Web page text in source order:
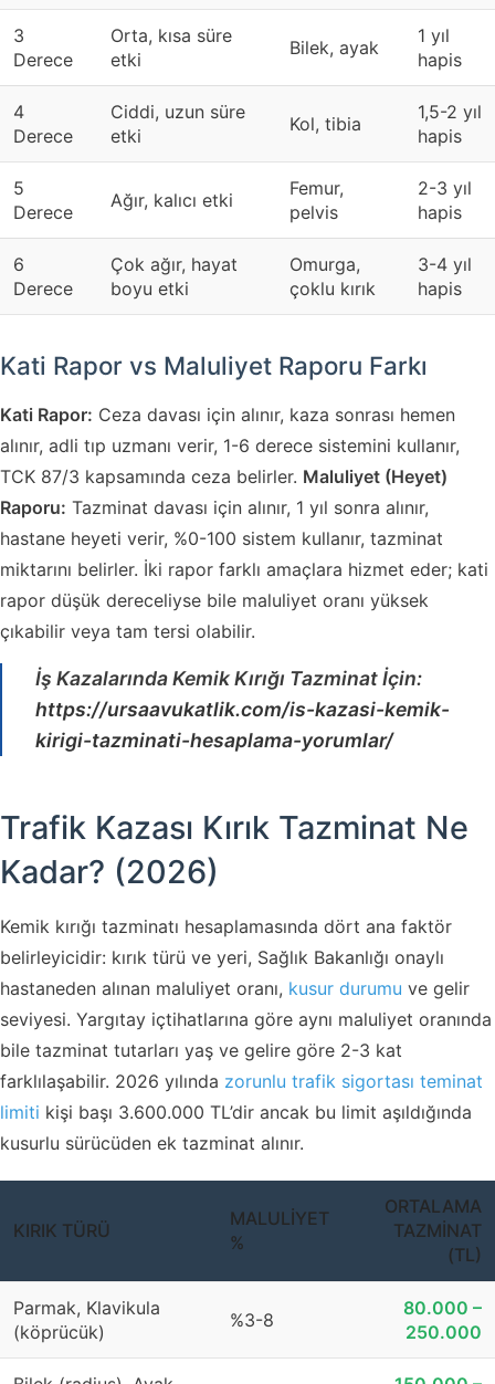
3
Derece
Orta, kısa süre
etki
Bilek, ayak
1 yıl
hapis
4
Derece
Ciddi, uzun süre
etki
Kol, tibia
1,5-2 yıl
hapis
5
Derece
Ağır, kalıcı etki
Femur,
pelvis
2-3 yıl
hapis
6
Derece
Çok ağır, hayat
boyu etki
Omurga,
çoklu kırık
3-4 yıl
hapis
Kati Rapor vs Maluliyet Raporu Farkı
Kati Rapor: Ceza davası için alınır, kaza sonrası hemen
alınır, adli tıp uzmanı verir, 1-6 derece sistemini kullanır,
TCK 87/3 kapsamında ceza belirler. Maluliyet (Heyet)
Raporu: Tazminat davası için alınır, 1 yıl sonra alınır,
hastane heyeti verir, %0-100 sistem kullanır, tazminat
miktarını belirler. İki rapor farklı amaçlara hizmet eder; kati
rapor düşük dereceliyse bile maluliyet oranı yüksek
çıkabilir veya tam tersi olabilir.
İş Kazalarında Kemik Kırığı Tazminat İçin:
https://ursaavukatlik.com/is-kazasi-kemik-
kirigi-tazminati-hesaplama-yorumlar/
Trafik Kazası Kırık Tazminat Ne
Kadar? (2026)
Kemik kırığı tazminatı hesaplamasında dört ana faktör
belirleyicidir: kırık türü ve yeri, Sağlık Bakanlığı onaylı
hastaneden alınan maluliyet oranı, kusur durumu ve gelir
seviyesi. Yargıtay içtihatlarına göre aynı maluliyet oranında
bile tazminat tutarları yaş ve gelire göre 2-3 kat
farklılaşabilir. 2026 yılında zorunlu trafik sigortası teminat
limiti kişi başı 3.600.000 TL’dir ancak bu limit aşıldığında
kusurlu sürücüden ek tazminat alınır.
KIRIK TÜRÜ
MALULIYET
%
ORTALAMA
TAZMINAT
(TL)
Parmak, Klavikula
(köprücük)
%3-8
80.000 –
250.000